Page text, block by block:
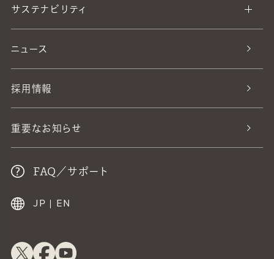
サステナビリティ
ニュース
採用情報
重要なお知らせ
FAQ／サポート
JP EN